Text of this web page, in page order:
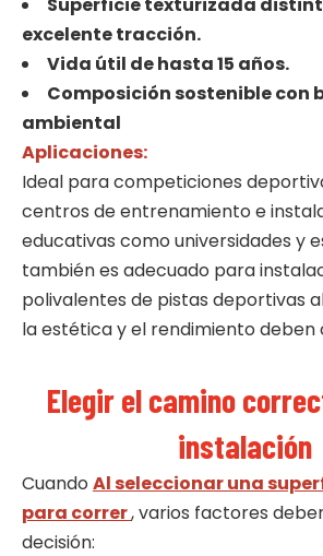
excelente tracción.
Vida útil de hasta 15 años.
Composición sostenible con
ambiental
Aplicaciones:
Ideal para competiciones
centros de entrenamiento e
educativas como universidades y
también es adecuado para
polivalentes de pistas deportivas
la estética y el rendimiento deben
Elegir el camino
instalación
Cuando Al seleccionar una
para correr, varios factores
decisión: